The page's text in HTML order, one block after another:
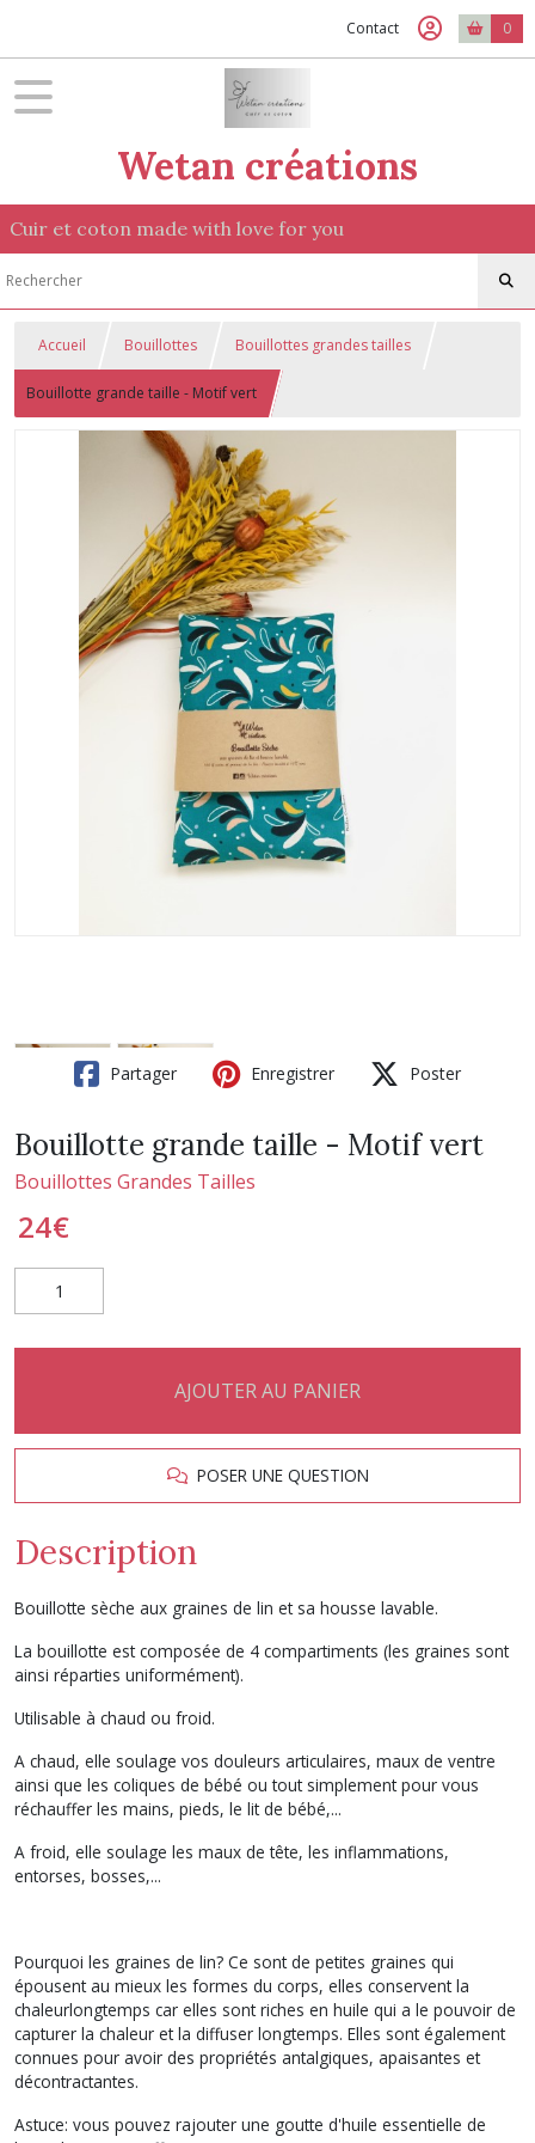
Contact 0
Wetan créations
Cuir et coton made with love for you
Accueil Bouillottes Bouillottes grandes tailles
Bouillotte grande taille - Motif vert
Partager Enregistrer Poster
Bouillotte grande taille - Motif vert
Bouillottes Grandes Tailles
24€
AJOUTER AU PANIER
POSER UNE QUESTION
Description
Bouillotte sèche aux graines de lin et sa housse lavable.
La bouillotte est composée de 4 compartiments (les graines sont
ainsi réparties uniformément).
Utilisable à chaud ou froid.
A chaud, elle soulage vos douleurs articulaires, maux de ventre
ainsi que les coliques de bébé ou tout simplement pour vous
réchauffer les mains, pieds, le lit de bébé,...
A froid, elle soulage les maux de tête, les inflammations,
entorses, bosses,...
Pourquoi les graines de lin? Ce sont de petites graines qui
épousent au mieux les formes du corps, elles conservent la
chaleurlongtemps car elles sont riches en huile qui a le pouvoir de
capturer la chaleur et la diffuser longtemps. Elles sont également
connues pour avoir des propriétés antalgiques, apaisantes et
décontractantes.
Astuce: vous pouvez rajouter une goutte d'huile essentielle de